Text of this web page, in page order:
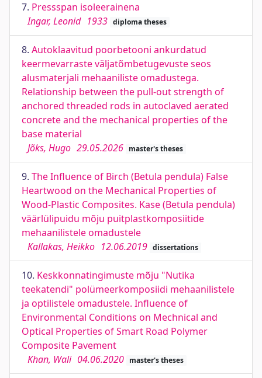
7. Pressspan isoleerainena
Ingar, Leonid 1933 diploma theses
8. Autoklaavitud poorbetooni ankurdatud
keermevarraste väljatõmbetugevuste seos
alusmaterjali mehaaniliste omadustega.
Relationship between the pull-out strength of
anchored threaded rods in autoclaved aerated
concrete and the mechanical properties of the
base material
Jõks, Hugo 29.05.2026 master's theses
9. The Influence of Birch (Betula pendula) False
Heartwood on the Mechanical Properties of
Wood-Plastic Composites. Kase (Betula pendula)
väärlülipuidu mõju puitplastkomposiitide
mehaanilistele omadustele
Kallakas, Heikko 12.06.2019 dissertations
10. Keskkonnatingimuste mõju "Nutika
teekatendi" polümeerkomposiidi mehaanilistele
ja optilistele omadustele. Influence of
Environmental Conditions on Mechnical and
Optical Properties of Smart Road Polymer
Composite Pavement
Khan, Wali 04.06.2020 master's theses